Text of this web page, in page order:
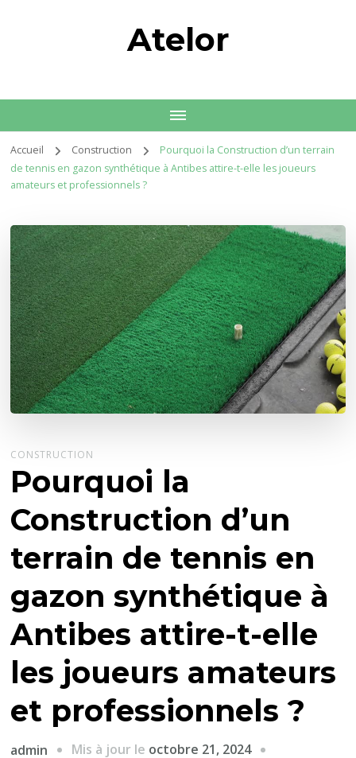
Atelor
Accueil Construction
Pourquoi la Construction d’un terrain
de tennis en gazon synthétique à Antibes attire-t-elle les joueurs
amateurs et professionnels ?
CONSTRUCTION
Pourquoi la
Construction d’un
terrain de tennis en
gazon synthétique à
Antibes attire-t-elle
les joueurs amateurs
et professionnels ?
admin Mis à jour le octobre 21, 2024